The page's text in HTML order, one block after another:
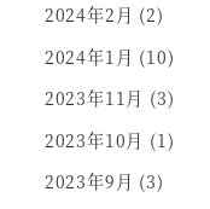
2024年2月 (2)
2024年1月 (10)
2023年11月 (3)
2023年10月 (1)
2023年9月 (3)